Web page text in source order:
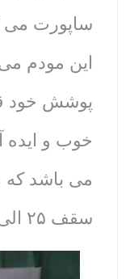
ساپورت می
پوشش خود
خوب و ایده
می باشد که
سقف ۲۵ الی ۳۰ نفر را دارند.